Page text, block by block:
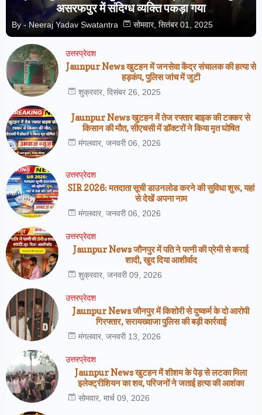
असरफपुर में संदिग्ध व्यक्ति पकड़ा गया
By - Neeraj Yadav Swatantra सोमवार, सितंबर 01, 2025
उत्तरप्रेदश
Jaunpur News खुटहन में जनसेवा केंद्र संचालक की हत्या से
हड़कंप, पुलिस जांच में जुटी
शुक्रवार, दिसंबर 26, 2025
Jaunpur News खुटहन में तेज रफ्तार बाइक की टक्कर से
किसान की मौत, सीएचसी में डॉक्टरों ने किया मृत घोषित
मंगलवार, जनवरी 06, 2026
उत्तरप्रेदश
SIR 2026: मतदाता सूची डाउनलोड करने की सुविधा शुरू, यहां
से देखें अपना नाम
मंगलवार, जनवरी 06, 2026
उत्तरप्रेदश
Jaunpur News जौनपुर में पति ने पत्नी की प्रेमी से कराई
शादी, खुद दिया आशीर्वाद
शुक्रवार, जनवरी 09, 2026
उत्तरप्रेदश
Jaunpur News जौनपुर में किशोरी से दुष्कर्म के दो आरोपी
गिरफ्तार, सरायख्वाजा पुलिस की बड़ी कार्रवाई
मंगलवार, जनवरी 13, 2026
उत्तरप्रेदश
Jaunpur News खुटहन में शीशम के पेड़ से लटका मिला
इलेक्ट्रीशियन का शव, परिजनों ने जताई हत्या की आशंका
सोमवार, मार्च 09, 2026